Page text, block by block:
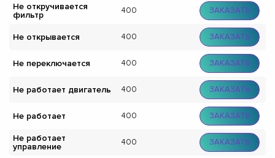
Не откручивается
фильтр
400 ЗАКАЗАТЬ
Не открывается 400 ЗАКАЗАТЬ
Не переключается 400 ЗАКАЗАТЬ
Не работает двигатель 400 ЗАКАЗАТЬ
Не работает 400 ЗАКАЗАТЬ
Не работает
управление
400 ЗАКАЗАТЬ